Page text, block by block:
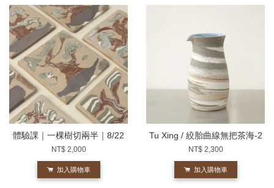
體驗課｜一棵樹切兩半｜8/22
NT$ 2,000
加入購物車
Tu Xing / 絞胎曲線無把茶海-2
NT$ 2,300
加入購物車